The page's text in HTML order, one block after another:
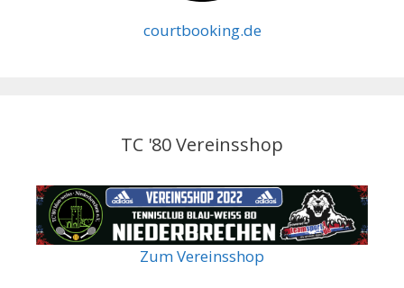
courtbooking.de
TC '80 Vereinsshop
Zum Vereinsshop